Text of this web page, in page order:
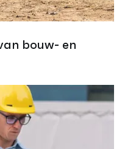
bouw- en